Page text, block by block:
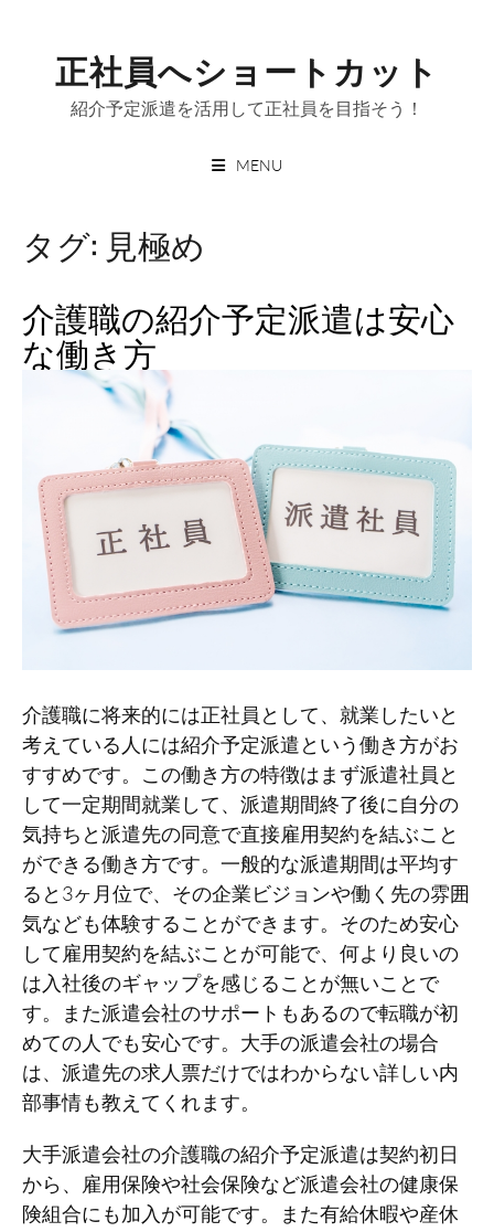
content正社員へショートカット
紹介予定派遣を活用して正社員を目指そう！
MENU
タグ: 見極め
介護職の紹介予定派遣は安心
な働き方
介護職に将来的には正社員として、就業したいと
考えている人には紹介予定派遣という働き方がお
すすめです。この働き方の特徴はまず派遣社員と
して一定期間就業して、派遣期間終了後に自分の
気持ちと派遣先の同意で直接雇用契約を結ぶこと
ができる働き方です。一般的な派遣期間は平均す
ると3ヶ月位で、その企業ビジョンや働く先の雰囲
気なども体験することができます。そのため安心
して雇用契約を結ぶことが可能で、何より良いの
は入社後のギャップを感じることが無いことで
す。また派遣会社のサポートもあるので転職が初
めての人でも安心です。大手の派遣会社の場合
は、派遣先の求人票だけではわからない詳しい内
部事情も教えてくれます。
大手派遣会社の介護職の紹介予定派遣は契約初日
から、雇用保険や社会保険など派遣会社の健康保
険組合にも加入が可能です。また有給休暇や産休